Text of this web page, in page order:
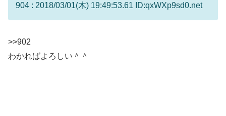
904 : 2018/03/01(木) 19:49:53.61 ID:qxWXp9sd0.net
>>902
わかればよろしい＾＾